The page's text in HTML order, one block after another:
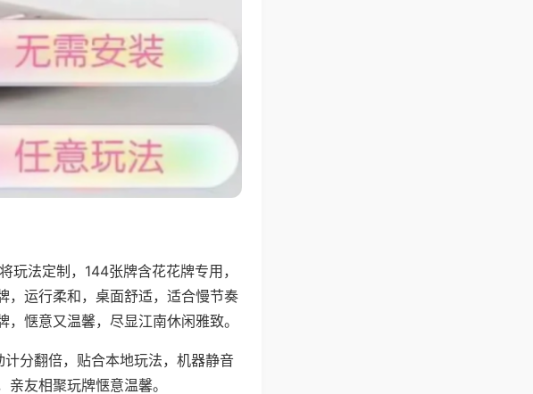
玩法定制，144张牌含花花牌专用，
，运行柔和，桌面舒适，适合慢节奏
惬意又温馨，尽显江南休闲雅致。
分翻倍，贴合本地玩法，机器静音
友相聚玩牌惬意温馨。